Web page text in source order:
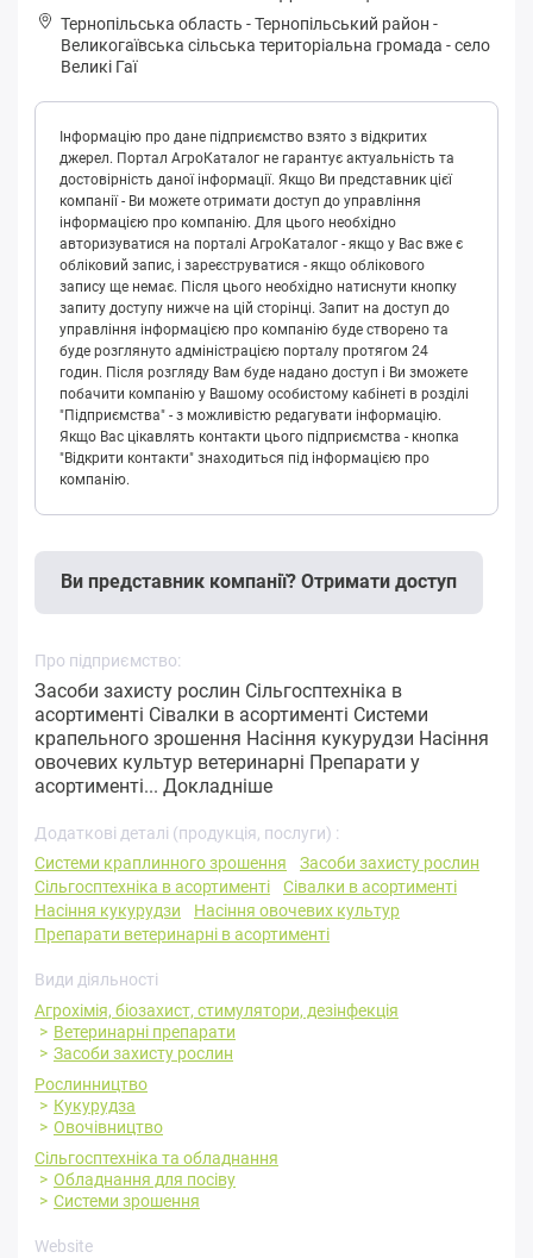
Тернопільська область -Тернопільський район -
Вeликoгaївськa сільська територіальна громада -село
Великі Гаї
Інформацію про дане підприємство взято з відкритих
джерел. Портал АгроКаталог не гарантує актуальність та
достовірність даної інформації. Якщо Ви представник цієї
компанії - Ви можете отримати доступ до управління
інформацією про компанію. Для цього необхідно
авторизуватися на порталі АгроКаталог - якщо у Вас вже є
обліковий запис, і зареєструватися - якщо облікового
запису ще немає. Після цього необхідно натиснути кнопку
запиту доступу нижче на цій сторінці. Запит на доступ до
управління інформацією про компанію буде створено та
буде розглянуто адміністрацією порталу протягом 24
годин. Після розгляду Вам буде надано доступ і Ви зможете
побачити компанію у Вашому особистому кабінеті в розділі
"Підприємства" - з можливістю редагувати інформацію.
Якщо Вас цікавлять контакти цього підприємства - кнопка
"Відкрити контакти" знаходиться під інформацією про
компанію.
Ви представник компанії? Отримати доступ
Про підприємство:
Засоби захисту рослин Сільгосптехніка в
асортименті Сівалки в асортименті Системи
крапельного зрошення Насіння кукурудзи Насіння
овочевих культур ветеринарні Препарати у
асортименті... Докладніше
Додаткові деталі (продукція, послуги) :
Системи краплинного зрошення
Засоби захисту рослин
Сільгосптехніка в асортименті
Сівалки в асортименті
Насіння кукурудзи
Насіння овочевих культур
Препарати ветеринарні в асортименті
Види діяльності
Агрохімія, біозахист, стимулятори, дезінфекція
Ветеринарні препарати
Засоби захисту рослин
Рослинництво
Кукурудза
Овочівництво
Сільгосптехніка та обладнання
Обладнання для посіву
Системи зрошення
Website